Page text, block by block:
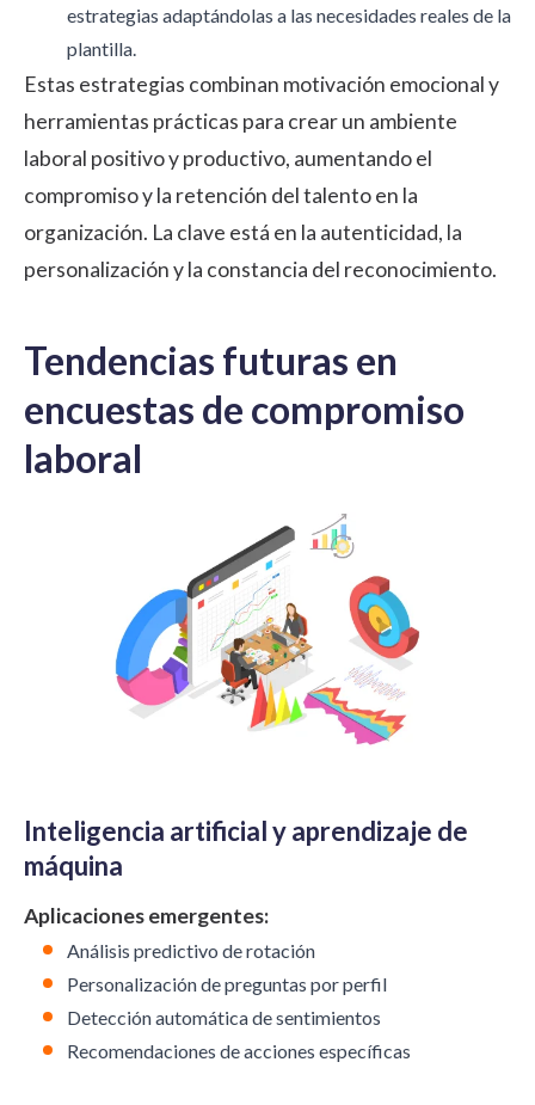
estrategias adaptándolas a las necesidades reales de la
plantilla.
Estas estrategias combinan motivación emocional y
herramientas prácticas para crear un ambiente
laboral positivo y productivo, aumentando el
compromiso y la retención del talento en la
organización. La clave está en la autenticidad, la
personalización y la constancia del reconocimiento.
Tendencias futuras en
encuestas de compromiso
laboral
Inteligencia artificial y aprendizaje de
máquina
Aplicaciones emergentes:
Análisis predictivo de rotación
Personalización de preguntas por perfil
Detección automática de sentimientos
Recomendaciones de acciones específicas